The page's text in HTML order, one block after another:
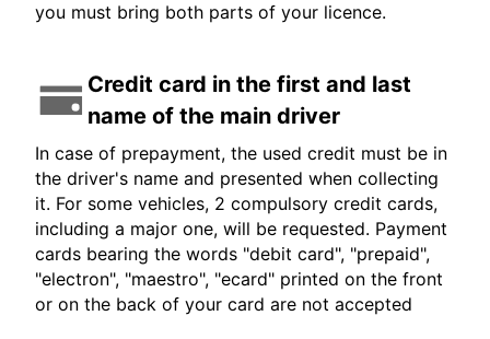
you must bring both parts of your licence.
Credit card in the first and last
name of the main driver
In case of prepayment, the used credit must be in
the driver's name and presented when collecting
it. For some vehicles, 2 compulsory credit cards,
including a major one, will be requested. Payment
cards bearing the words "debit card", "prepaid",
"electron", "maestro", "ecard" printed on the front
or on the back of your card are not accepted